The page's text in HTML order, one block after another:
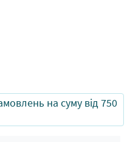
на суму від 750